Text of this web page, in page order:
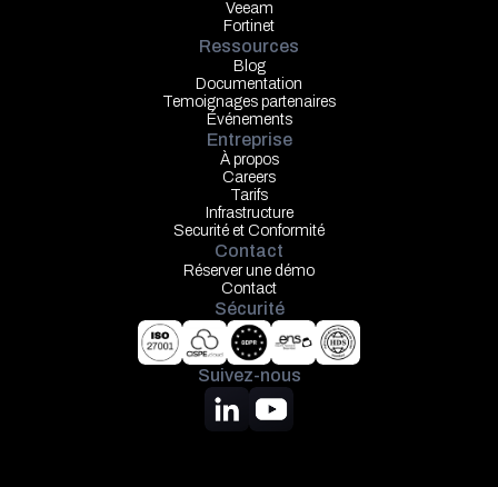
Veeam
Fortinet
Ressources
Blog
Documentation
Temoignages partenaires
Événements
Entreprise
À propos
Careers
Tarifs
Infrastructure
Securité et Conformité
Contact
Réserver une démo
Contact
Sécurité
Suivez-nous